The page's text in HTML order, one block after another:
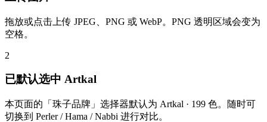
拖放或点击上传 JPEG、PNG 或 WebP。PNG 透明区域会变为
空格。
2
已默认选中 Artkal
本页面的「珠子品牌」选择器默认为 Artkal · 199 色。随时可
切换到 Perler / Hama / Nabbi 进行对比。